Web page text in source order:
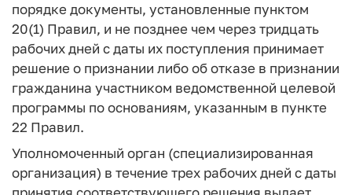
порядке документы, установленные пунктом
20(1) Правил, и не позднее чем через тридцать
рабочих дней с даты их поступления принимает
решение о признании либо об отказе в признании
гражданина участником ведомственной целевой
программы по основаниям, указанным в пункте
22 Правил.
Уполномоченный орган (специализированная
организация) в течение трех рабочих дней с даты